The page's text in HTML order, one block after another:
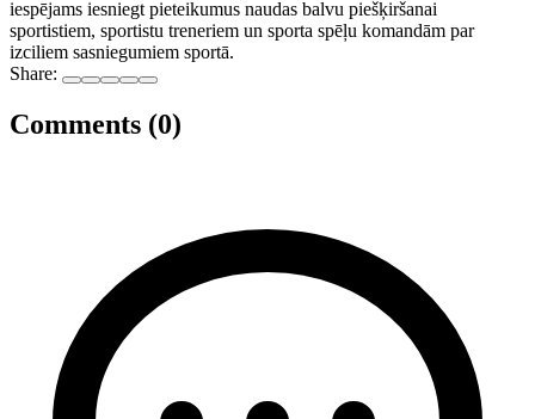
iespējams iesniegt pieteikumus naudas balvu piešķiršanai
sportistiem, sportistu treneriem un sporta spēļu komandām par
izciliem sasniegumiem sportā.
Share:
Comments (0)